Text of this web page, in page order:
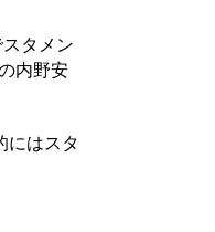
タメン
内野安
にはスタ